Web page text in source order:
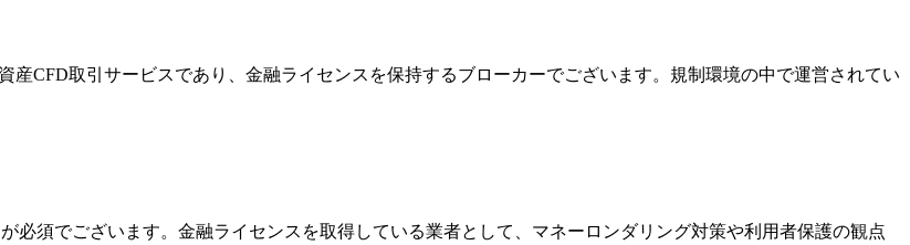
CFD取引サービスであり、金融ライセンスを保持するブローカーでございます。規制環境の中で運営されてい
須でございます。金融ライセンスを取得している業者として、マネーロンダリング対策や利用者保護の観点